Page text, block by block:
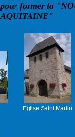
pour former la
AQUITAINE"
Eglise Saint Martin